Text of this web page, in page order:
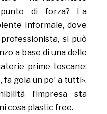
di forza? La
informale, dove
si può
a base di una delle
prime toscane:
gola un po’ a tutti».
l’impresa sta
cosa plastic free.